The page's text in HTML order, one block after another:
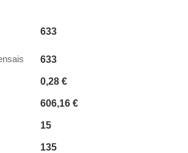
633
633
0,28 €
606,16 €
15
135